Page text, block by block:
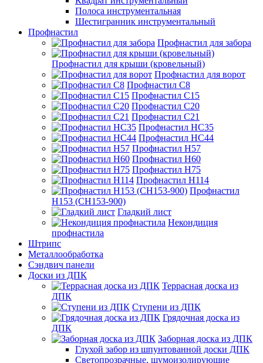
Полоса инструментальная
Шестигранник инструментальный
Профнастил
Профнастил для забора
Профнастил для крыши (кровельный)
Профнастил для ворот
Профнастил С8
Профнастил С15
Профнастил С20
Профнастил С21
Профнастил НС35
Профнастил НС44
Профнастил Н57
Профнастил Н60
Профнастил Н75
Профнастил Н114
Профнастил
Н153 (СН153-900)
Гладкий лист
Некондиция
профнастила
Штрипс
Металлообработка
Сэндвич панели
Доски из ДПК
Террасная доска из
ДПК
Ступени из ДПК
Грядочная доска из
ДПК
Заборная доска из ДПК
Глухой забор из шпунтованной доски ДПК
Светопрозрачные, шумоизолирующие